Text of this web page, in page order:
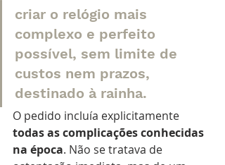
criar o relógio mais
complexo e perfeito
possível, sem limite de
custos nem prazos,
destinado à rainha.
O pedido incluía explicitamente
todas as complicações conhecidas
na época. Não se tratava de